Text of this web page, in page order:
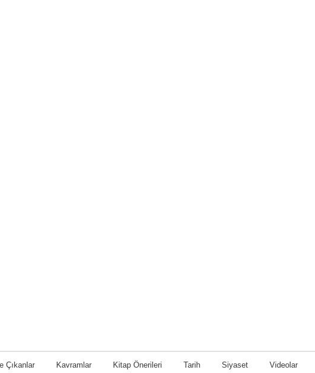
Çıkanlar Kavramlar Kitap Önerileri Tarih Siyaset Videolar